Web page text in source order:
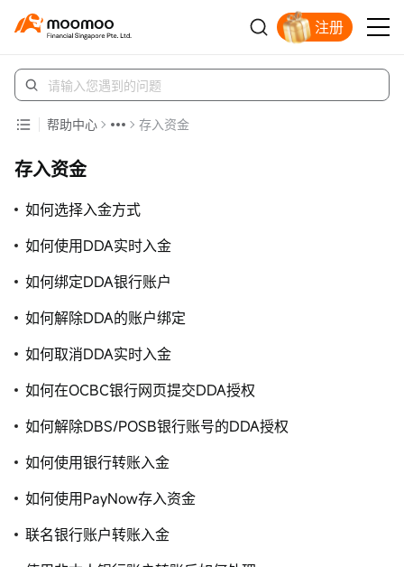
注册
帮助中心 存入资金
存入资金
如何选择入金方式
如何使用DDA实时入金
如何绑定DDA银行账户
如何解除DDA的账户绑定
如何取消DDA实时入金
如何在OCBC银行网页提交DDA授权
如何解除DBS/POSB银行账号的DDA授权
如何使用银行转账入金
如何使用PayNow存入资金
联名银行账户转账入金